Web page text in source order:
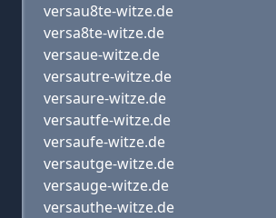
versau8te-witze.de
versa8te-witze.de
versaue-witze.de
versautre-witze.de
versaure-witze.de
versautfe-witze.de
versaufe-witze.de
versautge-witze.de
versauge-witze.de
versauthe-witze.de